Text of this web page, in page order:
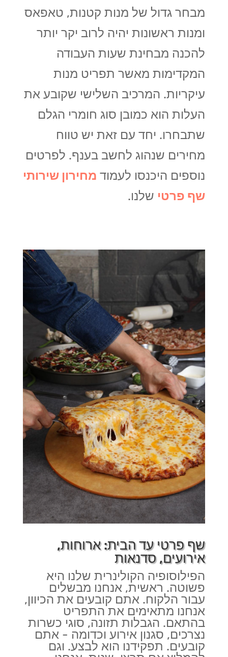
מבחר גדול של מנות קטנות, טאפאס
ומנות ראשונות יהיה לרוב יקר יותר
להכנה מבחינת שעות העבודה
המקדימות מאשר תפריט מנות
עיקריות. המרכיב השלישי שקובע את
העלות הוא כמובן סוג חומרי הגלם
שתבחרו. יחד עם זאת יש טווח
מחירים שנהוג לחשב בענף. לפרטים
נוספים היכנסו לעמוד מחירון שירותי
שף פרטי שלנו.
שף פרטי עד הבית: ארוחות,
אירועים, סדנאות
הפילוסופיה הקולינרית שלנו היא
פשוטה. ראשית, אנחנו מבשלים
עבור הלקוח. אתם קובעים את הכיוון,
אנחנו מתאימים את התפריט
בהתאם. הגבלות תזונה, סוגי כשרות
נצרכים, סגנון אירוע וכדומה - אתם
קובעים. תפקידנו הוא לבצע. וגם